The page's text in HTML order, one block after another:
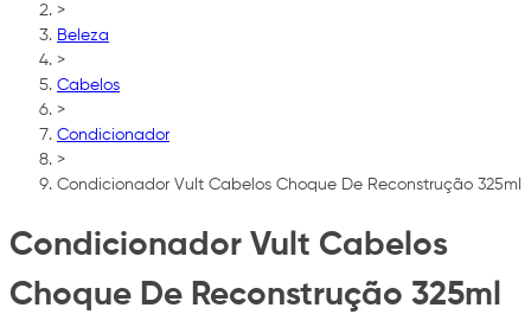
>
Beleza
>
Cabelos
>
Condicionador
>
Condicionador Vult Cabelos Choque De Reconstrução 325ml
Condicionador Vult Cabelos
Choque De Reconstrução 325ml